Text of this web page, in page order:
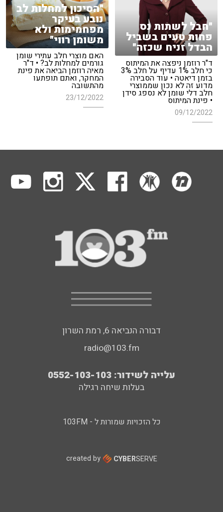
"הסיכון למחלות לב
נובע בעיקר
מפחמימות ולא
משומן רווי"
האם מוצרי חלב עתירי שומן
גורמים למחלות לב? • ד"ר
מאיה רוזמן הביאה את פינת
המחקר, ואתם תופתעו
מהתשובה
23/12/2022
"חבל לשתות נס
פחות טעים בשביל
הבדל זניח שכזה"
ד"ר רוזמן ניפצה את המיתוס
כי חלב 1% עדיף על חלב 3%
בזמן דיאטה • עוד הסבירה
מדוע זה לא נכון שממוצרי
חלב דלי שומן לא נספג סידן
• פינת המיתוס
09/12/2022
דבורה הנביאה 6, רמת השרון
radio@103.fm
עלייה לשידור: 0552-103-103
בעלות שיחה רגילה
כל הזכויות שמורות ל - 103FM
created by CYBERSERVE